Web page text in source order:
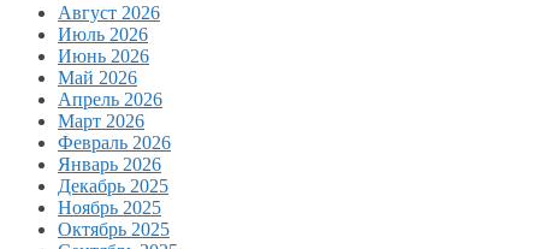
Август 2026
Июль 2026
Июнь 2026
Май 2026
Апрель 2026
Март 2026
Февраль 2026
Январь 2026
Декабрь 2025
Ноябрь 2025
Октябрь 2025